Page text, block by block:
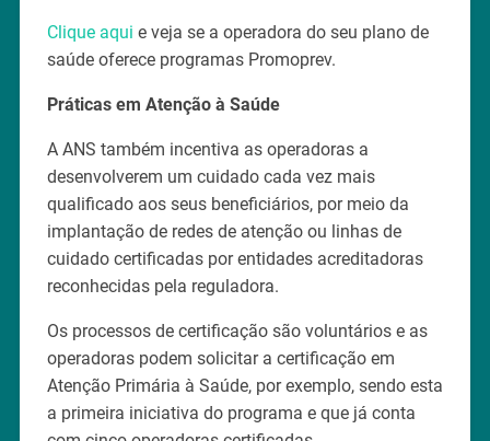
Clique aqui e veja se a operadora do seu plano de
saúde oferece programas Promoprev.
Práticas em Atenção à Saúde
A ANS também incentiva as operadoras a
desenvolverem um cuidado cada vez mais
qualificado aos seus beneficiários, por meio da
implantação de redes de atenção ou linhas de
cuidado certificadas por entidades acreditadoras
reconhecidas pela reguladora.
Os processos de certificação são voluntários e as
operadoras podem solicitar a certificação em
Atenção Primária à Saúde, por exemplo, sendo esta
a primeira iniciativa do programa e que já conta